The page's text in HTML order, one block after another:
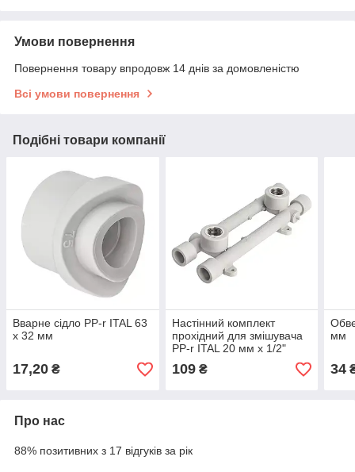
Умови повернення
Повернення товару впродовж 14 днів за домовленістю
Всі умови повернення
Подібні товари компанії
Вварне сідло PP-r ITAL 63
x 32 мм
17,20 ₴
Настінний комплект
прохідний для змішувача
PP-r ITAL 20 мм х 1/2"
109₴
мм
34
Про нас
88% позитивних з 17 відгуків за рік